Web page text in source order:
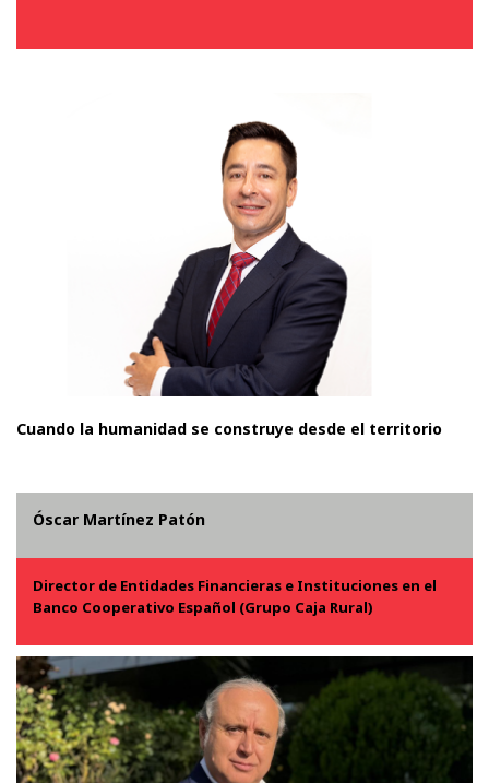
Cuando la humanidad se construye desde el territorio
Óscar Martínez Patón
Director de Entidades Financieras e Instituciones en el
Banco Cooperativo Español (Grupo Caja Rural)